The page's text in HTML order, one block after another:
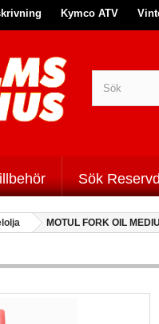
Kymco ATV
Sök
MOTUL FORK OIL